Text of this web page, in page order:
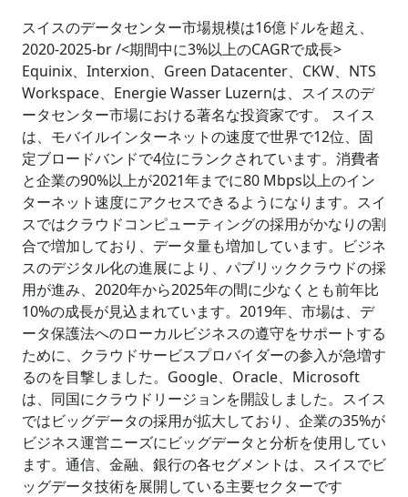
スイスのデータセンター市場規模は16億ドルを超え、
2020-2025-br /<期間中に3%以上のCAGRで成長>
Equinix、Interxion、Green Datacenter、CKW、NTS
Workspace、Energie Wasser Luzernは、スイスのデ
ータセンター市場における著名な投資家です。 スイス
は、モバイルインターネットの速度で世界で12位、固
定ブロードバンドで4位にランクされています。消費者
と企業の90%以上が2021年までに80 Mbps以上のイン
ターネット速度にアクセスできるようになります。スイ
スではクラウドコンピューティングの採用がかなりの割
合で増加しており、データ量も増加しています。ビジネ
スのデジタル化の進展により、パブリッククラウドの採
用が進み、2020年から2025年の間に少なくとも前年比
10%の成長が見込まれています。2019年、市場は、デ
ータ保護法へのローカルビジネスの遵守をサポートする
ために、クラウドサービスプロバイダーの参入が急増す
るのを目撃しました。Google、Oracle、Microsoft
は、同国にクラウドリージョンを開設しました。スイス
ではビッグデータの採用が拡大しており、企業の35%が
ビジネス運営ニーズにビッグデータと分析を使用してい
ます。通信、金融、銀行の各セグメントは、スイスでビ
ッグデータ技術を展開している主要セクターです